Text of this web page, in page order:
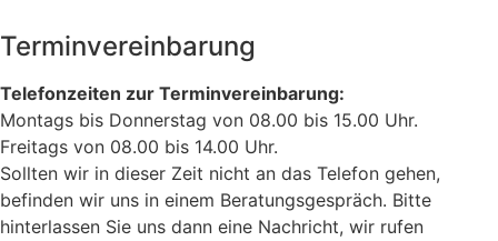
Terminvereinbarung
Telefonzeiten zur Terminvereinbarung:
Montags bis Donnerstag von 08.00 bis 15.00 Uhr.
Freitags von 08.00 bis 14.00 Uhr.
Sollten wir in dieser Zeit nicht an das Telefon gehen,
befinden wir uns in einem Beratungsgespräch. Bitte
hinterlassen Sie uns dann eine Nachricht, wir rufen